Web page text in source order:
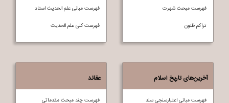
فهرست مبحث شهرت
تراکم ظنون
آخرین‌های تاریخ اسلام
فهرست مبانی اعتبارسنجی سند
فهرست مبانی علم الحدیث استاد
فهرست کلی علم الحديث
عقائد
فهرست چند مبحث مقدماتی